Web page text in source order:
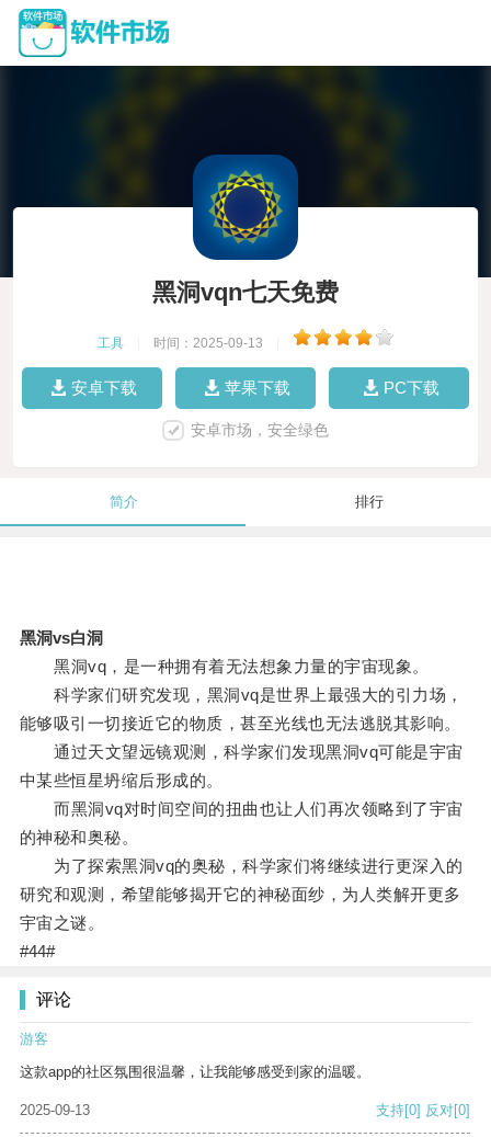
黑洞vqn七天免费
工具 时间：2025-09-13
安卓下载 苹果下载 PC下载
安卓市场，安全绿色
简介 排行
黑洞vs白洞
黑洞vq，是一种拥有着无法想象力量的宇宙现象。
科学家们研究发现，黑洞vq是世界上最强大的引力场，
能够吸引一切接近它的物质，甚至光线也无法逃脱其影响。
通过天文望远镜观测，科学家们发现黑洞vq可能是宇宙
中某些恒星坍缩后形成的。
而黑洞vq对时间空间的扭曲也让人们再次领略到了宇宙
的神秘和奥秘。
为了探索黑洞vq的奥秘，科学家们将继续进行更深入的
研究和观测，希望能够揭开它的神秘面纱，为人类解开更多
宇宙之谜。
#44#
评论
游客
这款app的社区氛围很温馨，让我能够感受到家的温暖。
2025-09-13 支持[0] 反对[0]